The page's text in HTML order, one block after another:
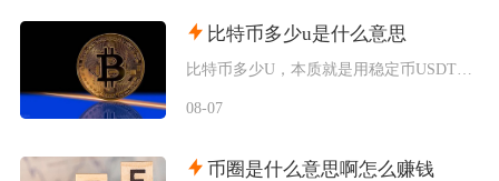
比特币多少u是什么意思
08-07
币圈是什么意思啊怎么赚钱